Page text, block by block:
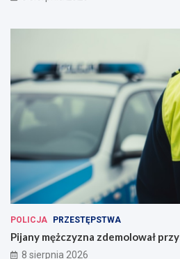
POLICJA PRZESTĘPSTWA
Pijany mężczyzna zdemolował
8 sierpnia 2026